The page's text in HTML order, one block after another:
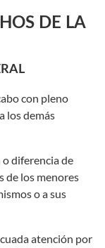
DE LA
con pleno
los demás
diferencia de
de los menores
o a sus
atención por